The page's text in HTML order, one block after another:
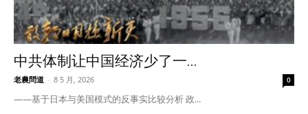
中共体制让中国经济少了一...
老農問道 - 8 5 月, 2026 0
——基于日本与美国模式的反事实比较分析 政...